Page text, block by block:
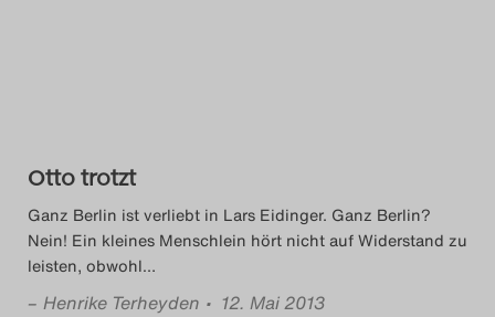
Das Theatertreffen-Blog
2016
Otto trotzt
Ganz Berlin ist verliebt in Lars Eidinger. Ganz Berlin?
Nein! Ein kleines Menschlein hört nicht auf Widerstand zu
leisten, obwohl…
– Henrike Terheyden • 12. Mai 2013